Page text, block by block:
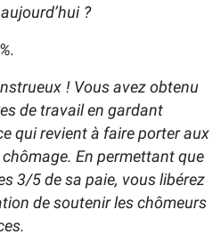
?
! Vous avez obtenu
de travail en gardant
qui revient à faire porter aux
En permettant que
3/5 de sa paie, vous libérez
de soutenir les chômeurs